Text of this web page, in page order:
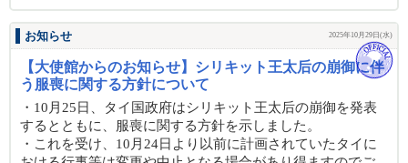
お知らせ 2025年10月29日(水)
【大使館からのお知らせ】シリキット王太后の崩御に伴
う服喪に関する方針について
・10月25日、タイ国政府はシリキット王太后の崩御を発表
するとともに、服喪に関する方針を示しました。
・これを受け、10月24日より以前に計画されていたタイに